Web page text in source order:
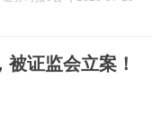
被证监会立案！